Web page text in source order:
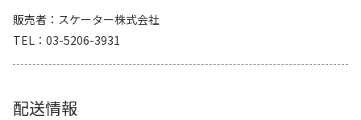
販売者
スケーター株式会社
TEL
03-5206-3931
配送情報